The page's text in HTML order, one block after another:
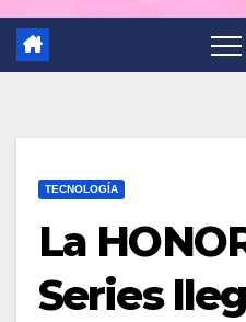
TECNOLOGÍA
La
Series